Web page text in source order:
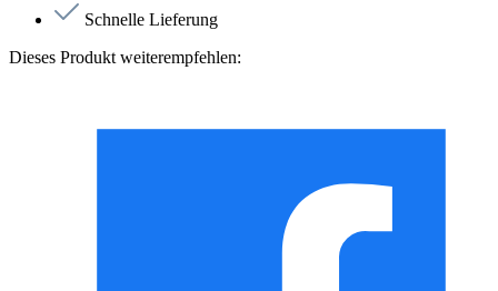
Schnelle Lieferung
Dieses Produkt weiterempfehlen: